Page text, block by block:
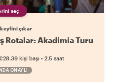
seç
çıkar
Rotalar: Akadimia Turu
kişi başı • 2.5 saat
ONAYLI